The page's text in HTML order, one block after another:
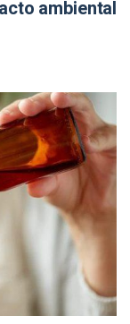
ambiental